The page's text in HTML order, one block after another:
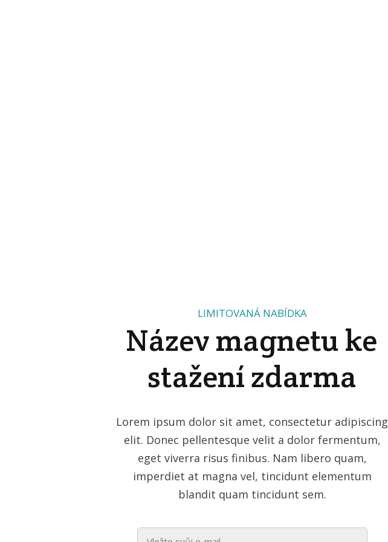
LIMITOVANÁ NABÍDKA
Název magnetu ke
stažení zdarma
Lorem ipsum dolor sit amet, consectetur adipiscing
elit. Donec pellentesque velit a dolor fermentum,
eget viverra risus finibus. Nam libero quam,
imperdiet at magna vel, tincidunt elementum
blandit quam tincidunt sem.